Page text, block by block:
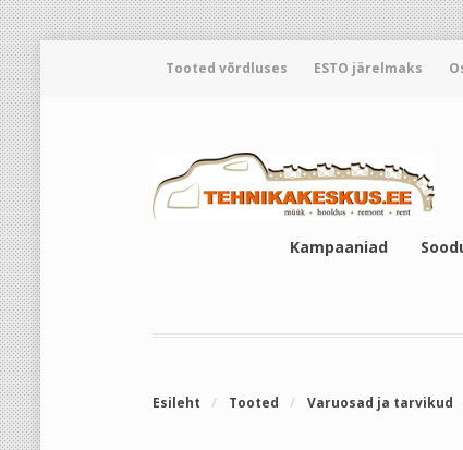
Tooted võrdluses ESTO järelmaks
Kampaaniad
Esileht / Tooted / Varuosad ja tarvikud